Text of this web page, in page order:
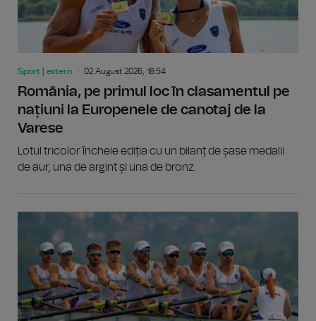
Sport | extern 02 August 2026, 18:54
România, pe primul loc în clasamentul pe
națiuni la Europenele de canotaj de la
Varese
Lotul tricolor încheie ediția cu un bilanț de șase medalii
de aur, una de argint și una de bronz.